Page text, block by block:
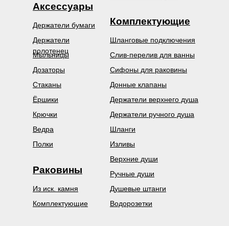
Аксессуары
Держатели бумаги
Держатели
полотенец
Мыльницы
Раковины
Из иск. камня
Комплектующие
Комплектующие
Шланговые подключения
Слив-перелив для ванны
Сифоны для раковины
Донные клапаны
Дозаторы
Держатели верхнего душа
Стаканы
Ёршики
Крючки
Ведра
Полки
Держатели ручного душа
Шланги
Изливы
Верхние души
Ручные души
Душевые штанги
Водорозетки